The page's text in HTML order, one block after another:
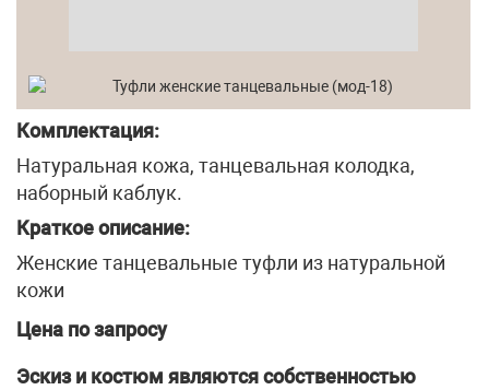
Комплектация:
Натуральная кожа, танцевальная колодка,
наборный каблук.
Краткое описание:
Женские танцевальные туфли из натуральной
кожи
Цена по запросу
Эскиз и костюм являются собственностью